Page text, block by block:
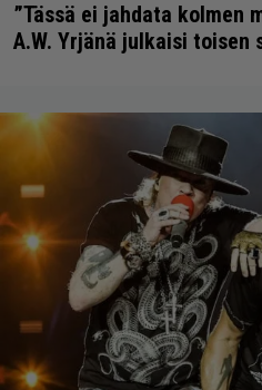
”Tässä ei jahdata kolmen
A.W. Yrjänä julkaisi toisen